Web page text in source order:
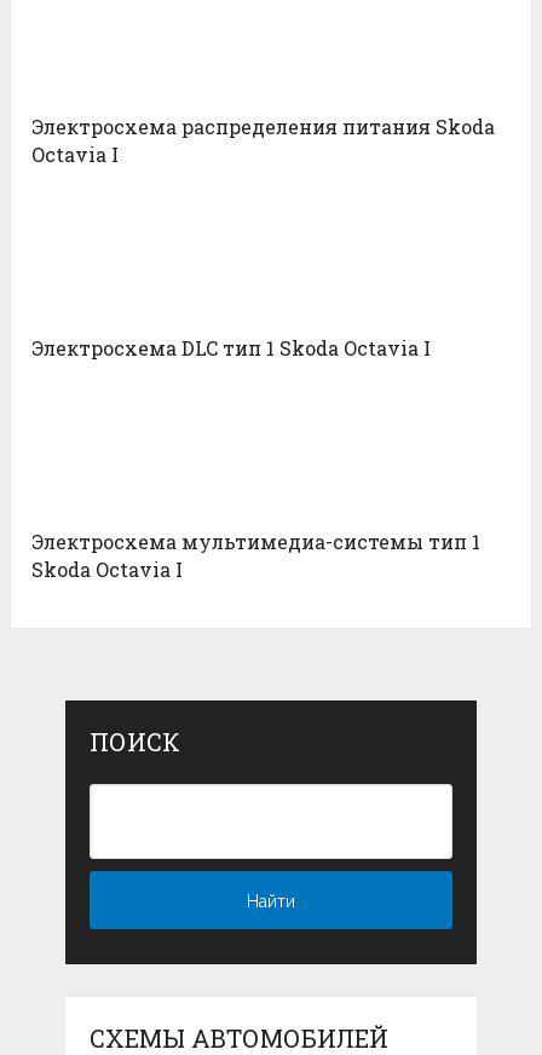
Электросхема распределения питания Skoda
Octavia I
Электросхема DLC тип 1 Skoda Octavia I
Электросхема мультимедиа-системы тип 1
Skoda Octavia I
ПОИСК
СХЕМЫ АВТОМОБИЛЕЙ